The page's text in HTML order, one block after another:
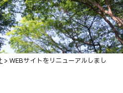
>WEBサイトをリニューアルしまし